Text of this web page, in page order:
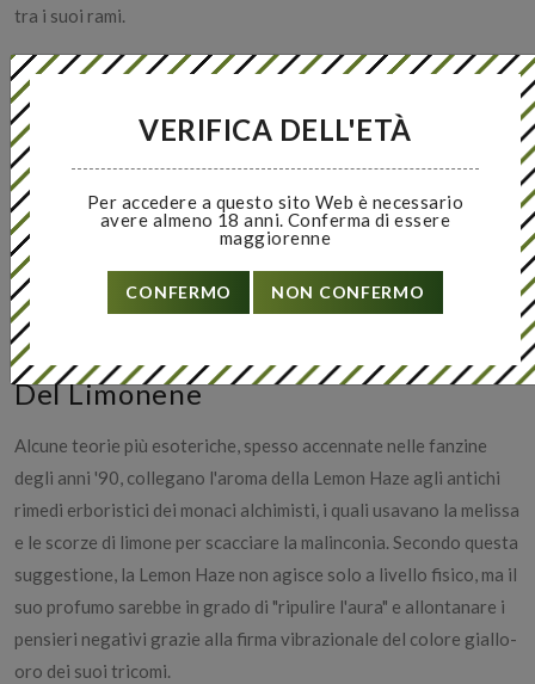
tra i suoi rami.​
​Il "Focus Dell'Artista"
Negli ambienti underground di Amsterdam si vocifera che
diversi scrittori e designer famosi tenessero un barattolo di
Lemon Haze aperto sulla scrivania, senza consumarla, solo per
permettere ai terpeni agrumati di evaporare nell'aria.
Sostenevano che l'aroma stimolasse l'emisfero destro del
cervello, sbloccando la creatività e cancellando il cosiddetto
"blocco dello scrittore" in pochi minuti.​
​Il Segreto Dei Monaci E L'alchimia
Del Limonene
Alcune teorie più esoteriche, spesso accennate nelle fanzine
degli anni '90, collegano l'aroma della Lemon Haze agli antichi
rimedi erboristici dei monaci alchimisti, i quali usavano la melissa
e le scorze di limone per scacciare la malinconia. Secondo questa
suggestione, la Lemon Haze non agisce solo a livello fisico, ma il
suo profumo sarebbe in grado di "ripulire l'aura" e allontanare i
pensieri negativi grazie alla firma vibrazionale del colore giallo-
oro dei suoi tricomi.​
VERIFICA DELL'ETÀ
Per accedere a questo sito Web è necessario
avere almeno 18 anni. Conferma di essere
maggiorenne
CONFERMO NON CONFERMO